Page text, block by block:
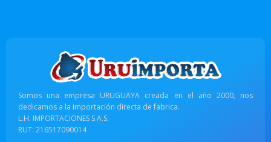
Somos una empresa URUGUAYA creada en el año 2000, nos
dedicamos a la importación directa de fabrica.
L.H. IMPORTACIONES S.A.S.
RUT: 216517090014